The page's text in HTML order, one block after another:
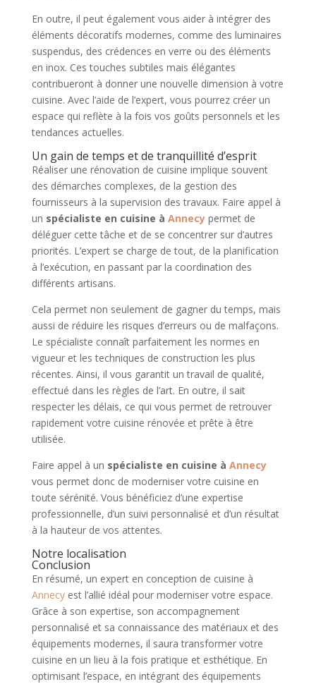
En outre, il peut également vous aider à intégrer des
éléments décoratifs modernes, comme des luminaires
suspendus, des crédences en verre ou des éléments
en inox. Ces touches subtiles mais élégantes
contribueront à donner une nouvelle dimension à votre
cuisine. Avec l’aide de l’expert, vous pourrez créer un
espace qui reflète à la fois vos goûts personnels et les
tendances actuelles.
Un gain de temps et de tranquillité d’esprit
Réaliser une rénovation de cuisine implique souvent
des démarches complexes, de la gestion des
fournisseurs à la supervision des travaux. Faire appel à
un spécialiste en cuisine à Annecypermet de
déléguer cette tâche et de se concentrer sur d’autres
priorités. L’expert se charge de tout, de la planification
à l’exécution, en passant par la coordination des
différents artisans.
Cela permet non seulement de gagner du temps, mais
aussi de réduire les risques d’erreurs ou de malfaçons.
Le spécialiste connaît parfaitement les normes en
vigueur et les techniques de construction les plus
récentes. Ainsi, il vous garantit un travail de qualité,
effectué dans les règles de l’art. En outre, il sait
respecter les délais, ce qui vous permet de retrouver
rapidement votre cuisine rénovée et prête à être
utilisée.
Faire appel à un spécialiste en cuisine à Annecy
vous permet donc de moderniser votre cuisine en
toute sérénité. Vous bénéficiez d’une expertise
professionnelle, d’un suivi personnalisé et d’un résultat
à la hauteur de vos attentes.
Notre localisation
Conclusion
En résumé, un expert en conception de cuisine à
Annecyest l’allié idéal pour moderniser votre espace.
Grâce à son expertise, son accompagnement
personnalisé et sa connaissance des matériaux et des
équipements modernes, il saura transformer votre
cuisine en un lieu à la fois pratique et esthétique. En
optimisant l’espace, en intégrant des équipements